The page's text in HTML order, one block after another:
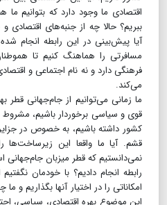
اقتصادی ما وجود دارد که بتوانیم ما
ببریم؟ حالا چه از جنبه‌های
آیا پیش‌بینی در این رابطه انجام
مسافرتی را هماهنگ کنیم تا
فرهنگی دارد و نه نام اجتماعی و
می‌کند.
ما زمانی می‌توانیم از جام‌جهانی قطر
قوی و سیاسی برخوردار باشیم، مشروط
کشور داشته باشیم، به خصوص در
نمی‌دانستیم که قطر میزبان
رابطه انجام دادیم؟ با خودمان
امکاناتی را در اختیار آنها بگذاریم و
این موضوع بهره اقتصادی، سیاسی،